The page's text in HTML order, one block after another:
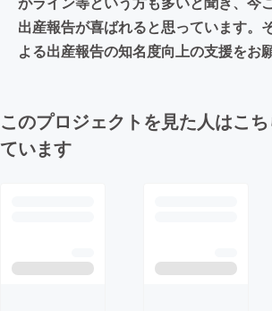
出産報告が喜ばれると思っています。
よる出産報告の知名度向上の支援をお
このプロジェクトを見た人はこ
ています